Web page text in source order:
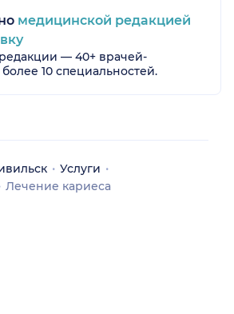
медицинской редакцией
— 40+ врачей-
10 специальностей.
Услуги
Лечение кариеса